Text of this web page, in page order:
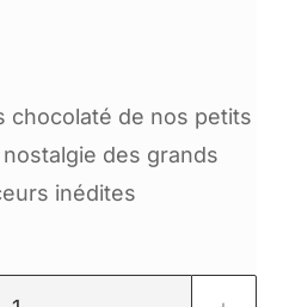
chocolaté de nos petits
des grands
inédites